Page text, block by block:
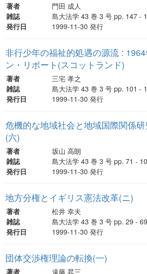
著者
門田 成人
雑誌
島大法学 43 巻 3 号 pp. 147 -
発行日
1999-11-30 発行
非行少年の福祉的処遇の源流 :
ン・リポート(スコットランド)
著者
三宅 孝之
雑誌
島大法学 43 巻 3 号 pp. 101 -
発行日
1999-11-30 発行
危機的な地域社会と地域国際関係
(六)
著者
坂山 高朗
雑誌
島大法学 43 巻 3 号 pp. 71 -
発行日
1999-11-30 発行
地方分権とイギリス憲法改革(ニ)
著者
松井 幸夫
雑誌
島大法学 43 巻 3 号 pp. 29 - 69
発行日
1999-11-30 発行
団体交渉権理論の転換(一)
著者
遠藤 昇三